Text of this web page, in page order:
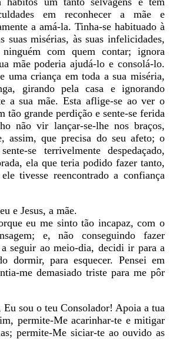
em reconhecer a mãe e
a amá-la. Tinha-se habituado à
suas misérias, às suas infelicidades,
com quem contar; ignora
mãe poderia ajudá-lo e consolá-lo.
uma criança em toda a sua miséria,
girando pela casa e ignorando
a sua mãe. Esta aflige-se ao ver o
tão grande perdição e sente-se ferida
não vir lançar-se-lhe nos braços,
assim, que precisa do seu afeto; o
se terrivelmente despedaçado,
ela que teria podido fazer tanto,
tivesse reencontrado a confiança
e Jesus, a mãe.
eu me sinto tão incapaz, com o
e, não conseguindo fazer
a seguir ao meio-dia, decidi ir para a
dormir, para esquecer. Pensei em
me demasiado triste para me pôr
Eu sou o teu Consolador! Apoia a tua
permite-Me acarinhar-te e mitigar
permite-Me siciar-te ao ouvido as